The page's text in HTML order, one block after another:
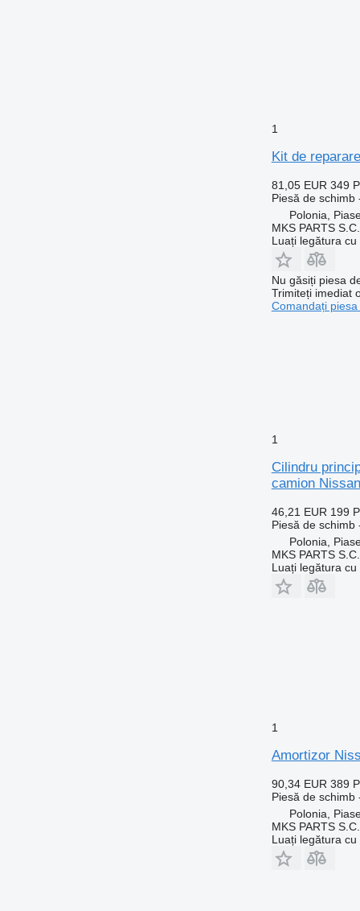
1
Kit de
81,05 EUR 349
Piesă de
Polonia,
MKS PARTS S.C.
Luați legătura
Nu găsiți piesa
Trimiteți imediat
Comandați
1
Cilindru
camion
46,21 EUR 199
Piesă de schimb
Polonia,
MKS PARTS S.C.
Luați legătura
1
Amortizor
90,34 EUR 389
Piesă de schimb
Polonia,
MKS PARTS S.C.
Luați legătura